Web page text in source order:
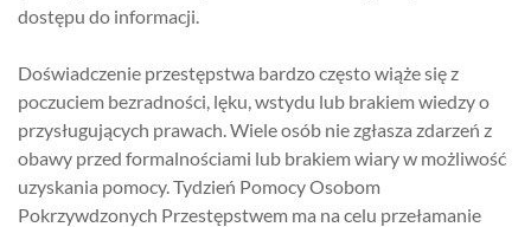
dostępu do informacji.
Doświadczenie przestępstwa bardzo często wiąże się z
poczuciem bezradności, lęku, wstydu lub brakiem wiedzy o
przysługujących prawach. Wiele osób nie zgłasza zdarzeń z
obawy przed formalnościami lub brakiem wiary w możliwość
uzyskania pomocy. Tydzień Pomocy Osobom
Pokrzywdzonych Przestępstwem ma na celu przełamanie